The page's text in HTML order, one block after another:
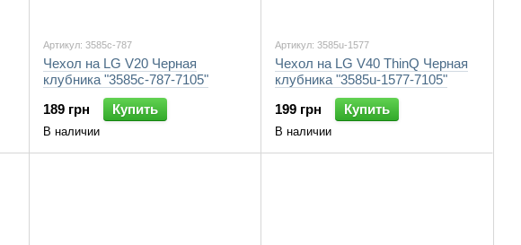
Артикул: 3585c-787
Чехол на LG V20 Черная
клубника "3585c-787-7105"
189 грн
Купить
В наличии
Артикул: 3585u-1577
Чехол на LG V40 ThinQ Черная
клубника "3585u-1577-7105"
199 грн
Купить
В наличии